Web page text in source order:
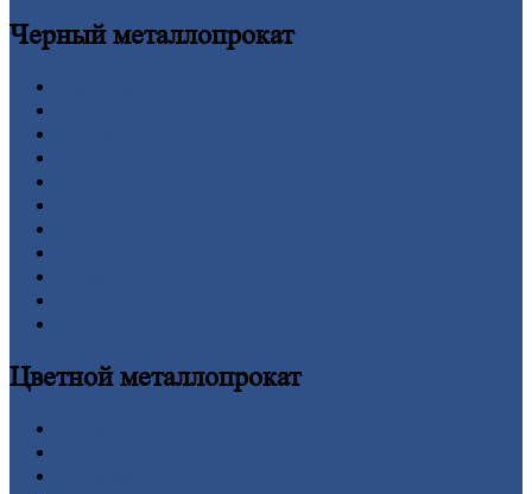
Черныйметаллопрокат
Цветнойметаллопрокат